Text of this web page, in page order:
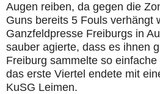
Augen reiben, da gegen die
Guns bereits 5 Fouls verhängt
Ganzfeldpresse Freiburgs in
sauber agierte, dass es ihnen
Freiburg sammelte so
das erste Viertel endete mit
KuSG Leimen.